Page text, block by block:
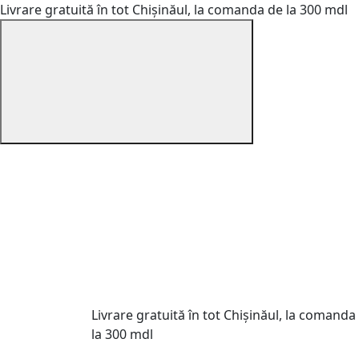
Livrare gratuită în tot Chișinăul, la comanda de la 300 mdl
Livrare gratuită în tot Chișinăul, la comanda
la 300 mdl